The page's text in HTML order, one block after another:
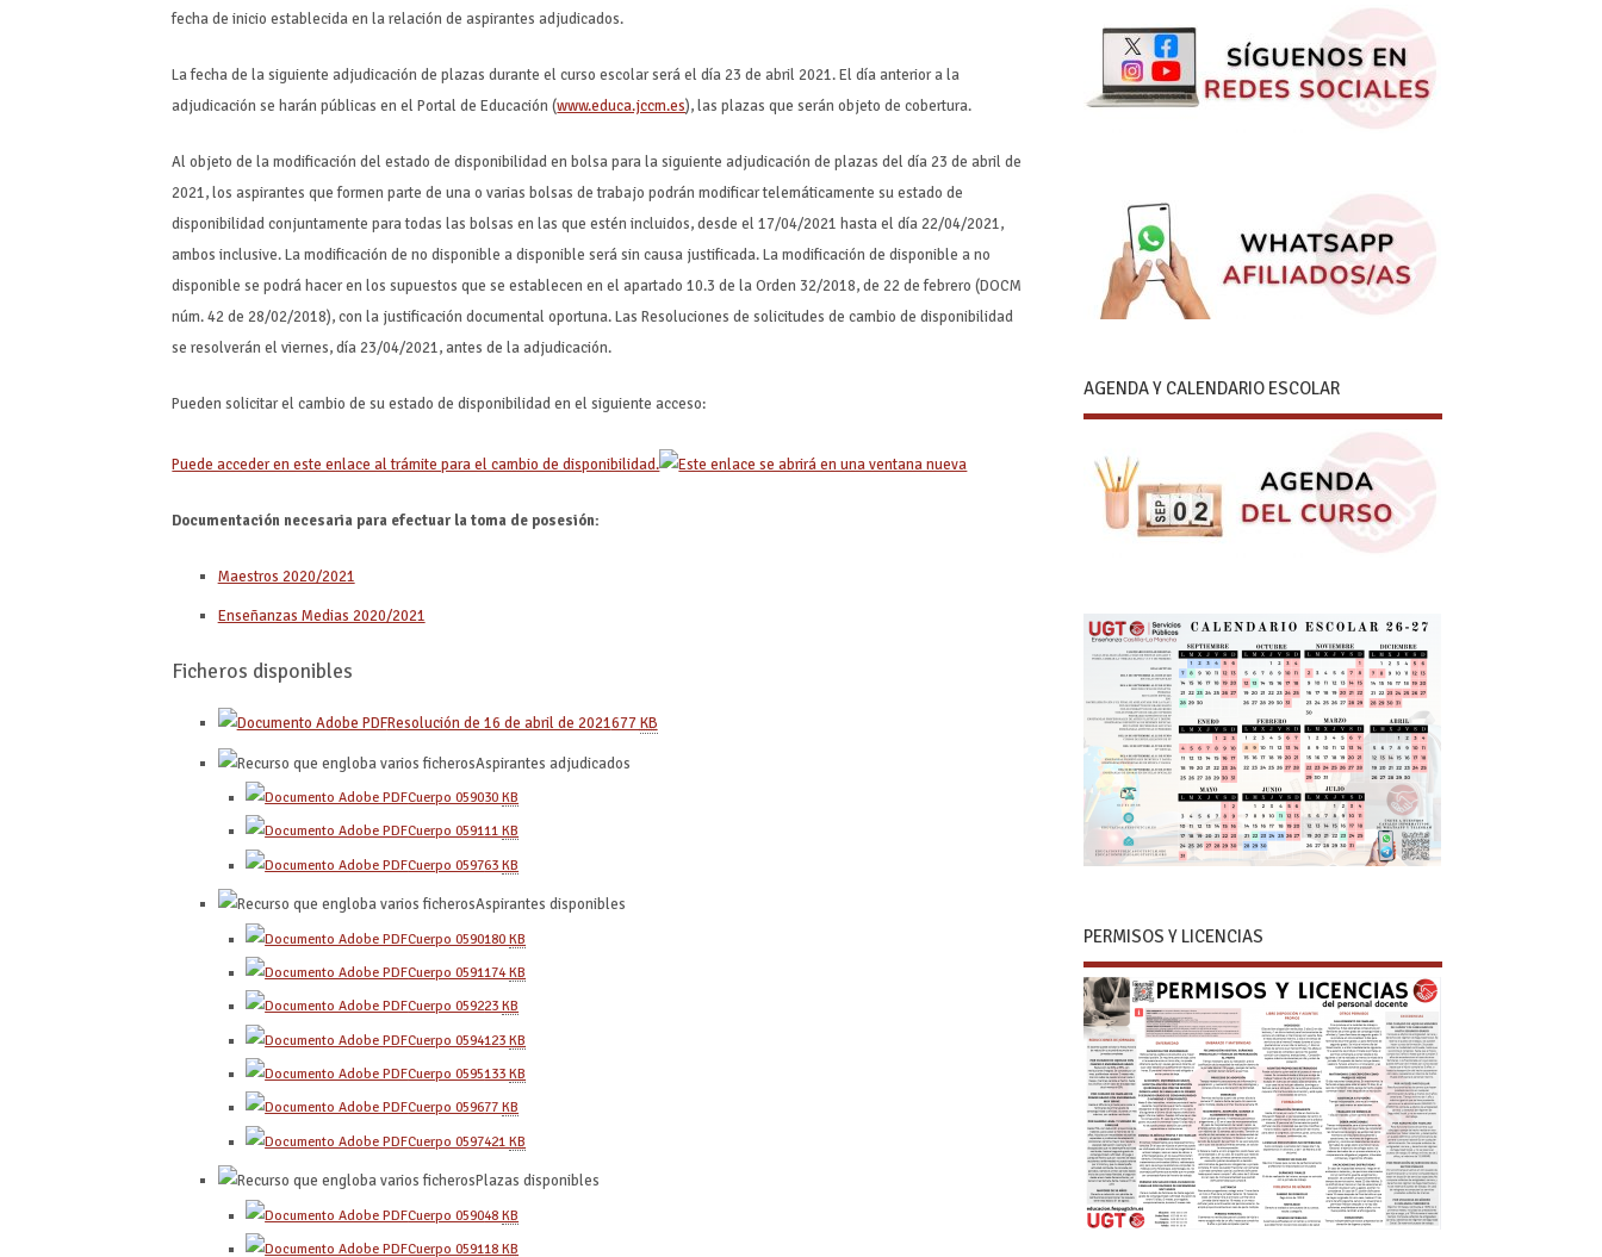
fecha de inicio establecida en la relación de aspirantes adjudicados.
La fecha de la siguiente adjudicación de plazas durante el curso escolar será el día 23 de abril 2021. El día anterior a la
adjudicación se harán públicas en el Portal de Educación (www.educa.jccm.es), las plazas que serán objeto de cobertura.
Al objeto de la modificación del estado de disponibilidad en bolsa para la siguiente adjudicación de plazas del día 23 de abril de
2021, los aspirantes que formen parte de una o varias bolsas de trabajo podrán modificar telemáticamente su estado de
disponibilidad conjuntamente para todas las bolsas en las que estén incluidos, desde el 17/04/2021 hasta el día 22/04/2021,
ambos inclusive. La modificación de no disponible a disponible será sin causa justificada. La modificación de disponible a no
disponible se podrá hacer en los supuestos que se establecen en el apartado 10.3 de la Orden 32/2018, de 22 de febrero (DOCM
núm. 42 de 28/02/2018), con la justificación documental oportuna. Las Resoluciones de solicitudes de cambio de disponibilidad
se resolverán el viernes, día 23/04/2021, antes de la adjudicación.
Pueden solicitar el cambio de su estado de disponibilidad en el siguiente acceso:
Puede acceder en este enlace al trámite para el cambio de disponibilidad.
Documentación necesaria para efectuar la toma de posesión:
Maestros 2020/2021
Enseñanzas Medias 2020/2021
Ficheros disponibles
Resolución de 16 de abril de 2021677KB
Aspirantes adjudicados
Cuerpo 059030KB
Cuerpo 059111KB
Cuerpo 059763KB
Aspirantes disponibles
Cuerpo 0590180KB
Cuerpo 0591174KB
Cuerpo 059223KB
Cuerpo 0594123KB
Cuerpo 0595133KB
Cuerpo 059677KB
Cuerpo 0597421KB
Plazas disponibles
Cuerpo 059048KB
Cuerpo 059118KB
AGENDA Y CALENDARIO ESCOLAR
PERMISOS Y LICENCIAS